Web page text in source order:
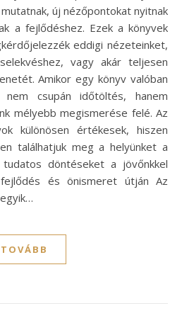
új nézőpontokat nyitnak
a fejlődéshez. Ezek a könyvek
eddigi nézeteinket,
vagy akár teljesen
Amikor egy könyv valóban
csupán időtöltés, hanem
mélyebb megismerése felé. Az
különösen értékesek, hiszen
találhatjuk meg a helyünket a
döntéseket a jövőnkkel
és önismeret útján Az
TOVÁBB